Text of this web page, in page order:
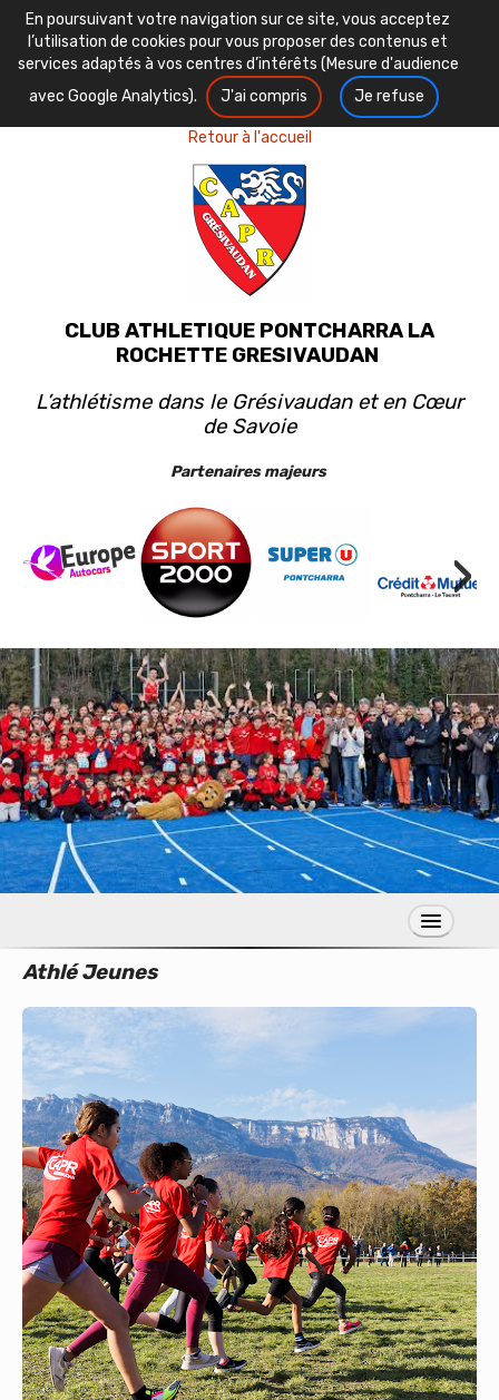
En poursuivant votre navigation sur ce site, vous acceptez
l’utilisation de cookies pour vous proposer des contenus et
services adaptés à vos centres d’intérêts (Mesure d'audience
avec Google Analytics).
J'ai compris Je refuse
Retour à l'accueil
CLUB ATHLETIQUE PONTCHARRA LA
ROCHETTE GRESIVAUDAN
L’athlétisme dans le Grésivaudan et en Cœur
de Savoie
Partenaires majeurs
›
S’inscrire
Calendrier
Bénévoles
Nos événements
Vie du club
Partenaires
Athlé Jeunes